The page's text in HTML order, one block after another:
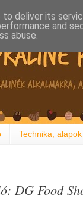
Technika, alapok
DG Food
deliver its
and
abuse.